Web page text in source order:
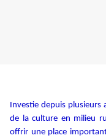
Investie depuis plusieurs
de la culture en milieu
offrir une place